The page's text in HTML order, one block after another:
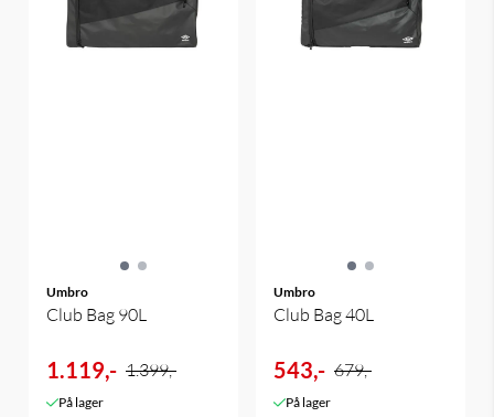
Umbro
Club Bag 90L
1.119,- 1.399,-
På lager
Umbro
Club Bag 40L
543,- 679,-
På lager